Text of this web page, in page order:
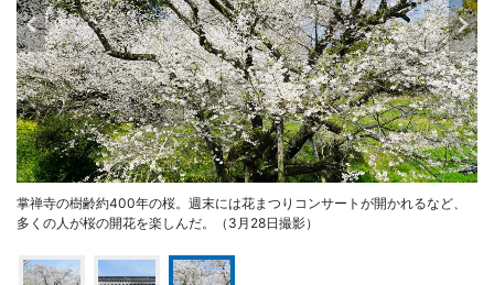
掌禅寺の樹齢約400年の桜。週末には花まつりコンサートが開かれるなど、
多くの人が桜の開花を楽しんだ。（3月28日撮影）